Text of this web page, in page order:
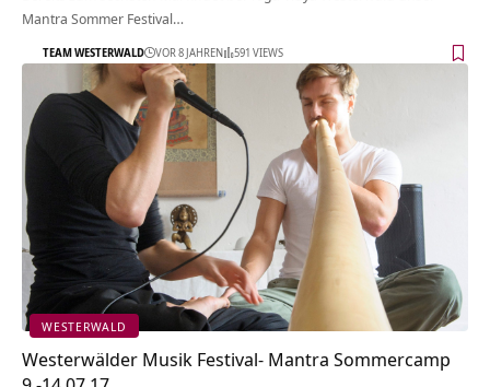
Mantra Sommer Festival…
TEAM WESTERWALD VOR 8 JAHREN 591 VIEWS
WESTERWALD
Westerwälder Musik Festival- Mantra Sommercamp